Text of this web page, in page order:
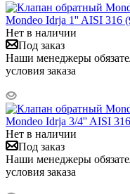
Mondeo Idrja 1'' AISI 316
Нет в наличии
Под заказ
Наши менеджеры
условия заказа
Mondeo Idrja 3/4'' AISI
Нет в наличии
Под заказ
Наши менеджеры
условия заказа